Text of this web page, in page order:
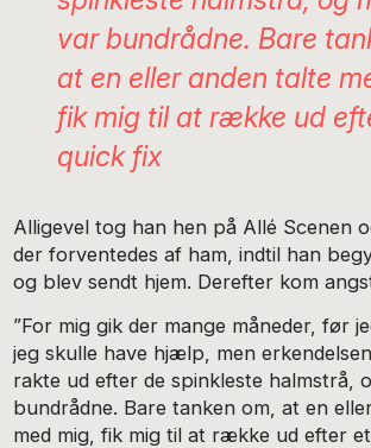
var bundrådne. Bare
at en eller anden talte
fik mig til at række ud
quick fix
Alligevel tog han hen på Allé Scenen
der forventedes af ham, indtil han
og blev sendt hjem. Derefter kom
”For mig gik der mange måneder, før
jeg skulle have hjælp, men
rakte ud efter de spinkleste halmstrå,
bundrådne. Bare tanken om, at en
med mig, fik mig til at række ud efter